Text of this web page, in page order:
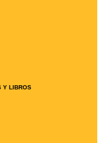
Y LIBROS